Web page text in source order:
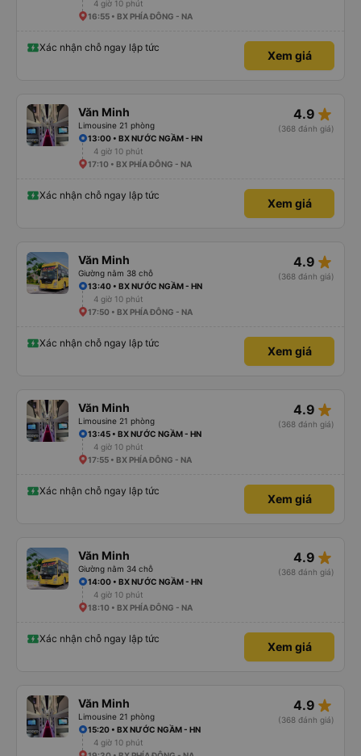
4 giờ 10 phút
16:55 • BX PHÍA ĐÔNG - NA
Xác nhận chỗ ngay lập tức
Xem giá
Văn Minh
Limousine 21 phòng
4.9 star_rate
(368 đánh giá)
13:00 • BX NƯỚC NGẦM - HN
4 giờ 10 phút
17:10 • BX PHÍA ĐÔNG - NA
Xác nhận chỗ ngay lập tức
Xem giá
Văn Minh
Giường nằm 38 chỗ
4.9 star_rate
(368 đánh giá)
13:40 • BX NƯỚC NGẦM - HN
4 giờ 10 phút
17:50 • BX PHÍA ĐÔNG - NA
Xác nhận chỗ ngay lập tức
Xem giá
Văn Minh
Limousine 21 phòng
4.9 star_rate
(368 đánh giá)
13:45 • BX NƯỚC NGẦM - HN
4 giờ 10 phút
17:55 • BX PHÍA ĐÔNG - NA
Xác nhận chỗ ngay lập tức
Xem giá
Văn Minh
Giường nằm 34 chỗ
4.9 star_rate
(368 đánh giá)
14:00 • BX NƯỚC NGẦM - HN
4 giờ 10 phút
18:10 • BX PHÍA ĐÔNG - NA
Xác nhận chỗ ngay lập tức
Xem giá
Văn Minh
Limousine 21 phòng
4.9 star_rate
(368 đánh giá)
15:20 • BX NƯỚC NGẦM - HN
4 giờ 10 phút